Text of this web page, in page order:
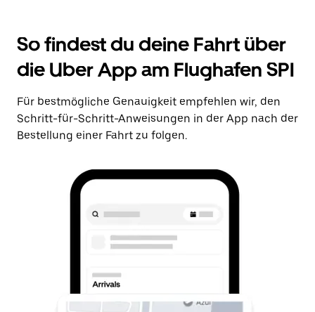
So findest du deine Fahrt über
die Uber App am Flughafen SPI
Für bestmögliche Genauigkeit empfehlen wir, den
Schritt-für-Schritt-Anweisungen in der App nach der
Bestellung einer Fahrt zu folgen.